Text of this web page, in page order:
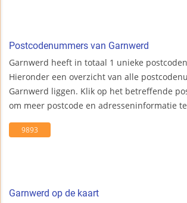
Postcodenummers van Garnwerd
Garnwerd heeft in totaal 1 unieke
Hieronder een overzicht van alle
Garnwerd liggen. Klik op het betreffende
om meer postcode en adresseninformatie
9893
Garnwerd op de kaart